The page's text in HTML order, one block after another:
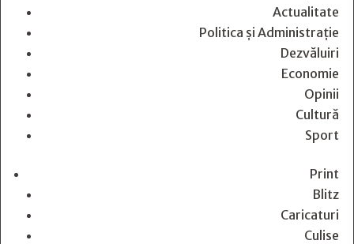
Actualitate
Politica și Administrație
Dezvăluiri
Economie
Opinii
Cultură
Sport
Print
Blitz
Caricaturi
Culise